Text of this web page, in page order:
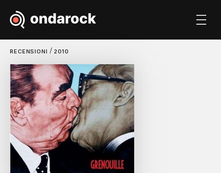
RECENSIONI / 2010